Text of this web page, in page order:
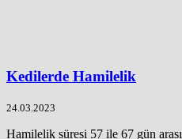
Kedilerde Hamilelik
24.03.2023
Hamilelik süresi 57 ile 67 gün